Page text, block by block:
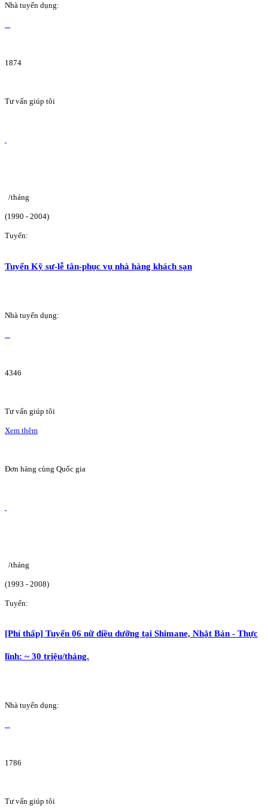
Nhà tuyển dụng:
1874
Tư vấn giúp tôi
/tháng
(1990 - 2004)
Tuyển:
Tuyển Kỹ sư-lễ tân-phục vụ nhà hàng khách sạn
Nhà tuyển dụng:
4346
Tư vấn giúp tôi
Xem thêm
Đơn hàng cùng Quốc gia
/tháng
(1993 - 2008)
Tuyển:
[Phí thấp] Tuyển 06 nữ điều dưỡng tại Shimane, Nhật Bản - Thực
lĩnh: ~ 30 triệu/tháng.
Nhà tuyển dụng:
1786
Tư vấn giúp tôi